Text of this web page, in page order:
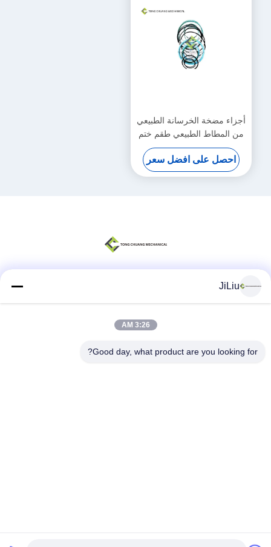
أجزاء مضخة الخرسانة الطبيعي
من المطاط الطبيعي طقم ختم
أسطوانة الذراع القياسي
احصل على افضل سعر
اتصال سريع
JiLiu
3:26 AM
Good day, what product are you looking for?